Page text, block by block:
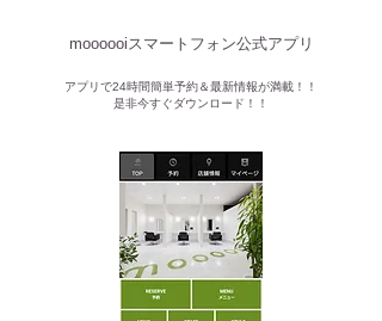
moooooiスマートフォン公式アプリ​
​アプリで24時間簡単予約＆最新情報が満載！！
是非今すぐダウンロード！！